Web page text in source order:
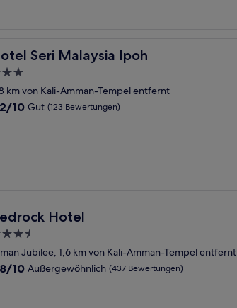
Seri Malaysia Ipoh
Seri Malaysia Ipoh
km von Kali-Amman-Tempel entfernt
10 Gut (123 Bewertungen)
Hotel
Hotel
Jubilee, 1,6 km von Kali-Amman-Tempel entfernt
10 Außergewöhnlich (437 Bewertungen)